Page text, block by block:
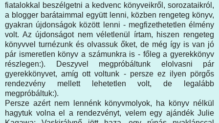
fiatalokkal beszélgetni a kedvenc könyveikről, sorozataikról,
a blogger barátaimmal együtt lenni, közben rengeteg könyv,
gyakran újdonságok között lenni - megfizethetetlen élmény
volt. Az újdonságot nem véletlenül írtam, hiszen rengeteg
könyvvel turnézunk és olvassuk őket, de még így is van jó
pár ismeretlen könyv a számunkra is - főleg a gyerekkönyv
részlegen:). Deszyvel megpróbáltunk elolvasni pár
gyerekkönyvet, amíg ott voltunk - persze ez ilyen pörgős
rendezvény mellett lehetetlen volt, de legalább
megpróbáltuk:).
Persze azért nem lennénk könyvmolyok, ha könyv nélkül
hagytuk volna el a rendezvényt, velem egy ajándék Julie